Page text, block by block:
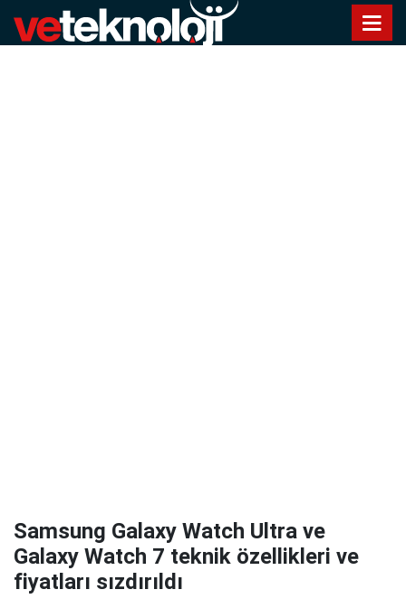
Samsung Galaxy Watch Ultra ve
Galaxy Watch 7 teknik özellikleri ve
fiyatları sızdırıldı